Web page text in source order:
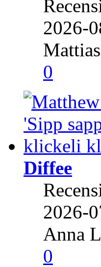
2026-
0
Diffee
2026-
Anna
0